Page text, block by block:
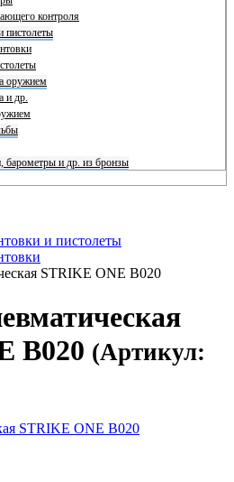
контроля
пистолеты
оружием
и др.
барометры и др. из бронзы
и пистолеты
STRIKE ONE B020
B020 (Артикул: